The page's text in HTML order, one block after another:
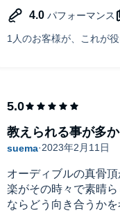
オーディブルの真骨
楽がその時々で素晴
ならどう向き合うかを
教えられる事が多か